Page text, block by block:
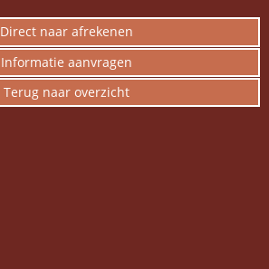
Direct naar afrekenen
Informatie aanvragen
Terug naar overzicht